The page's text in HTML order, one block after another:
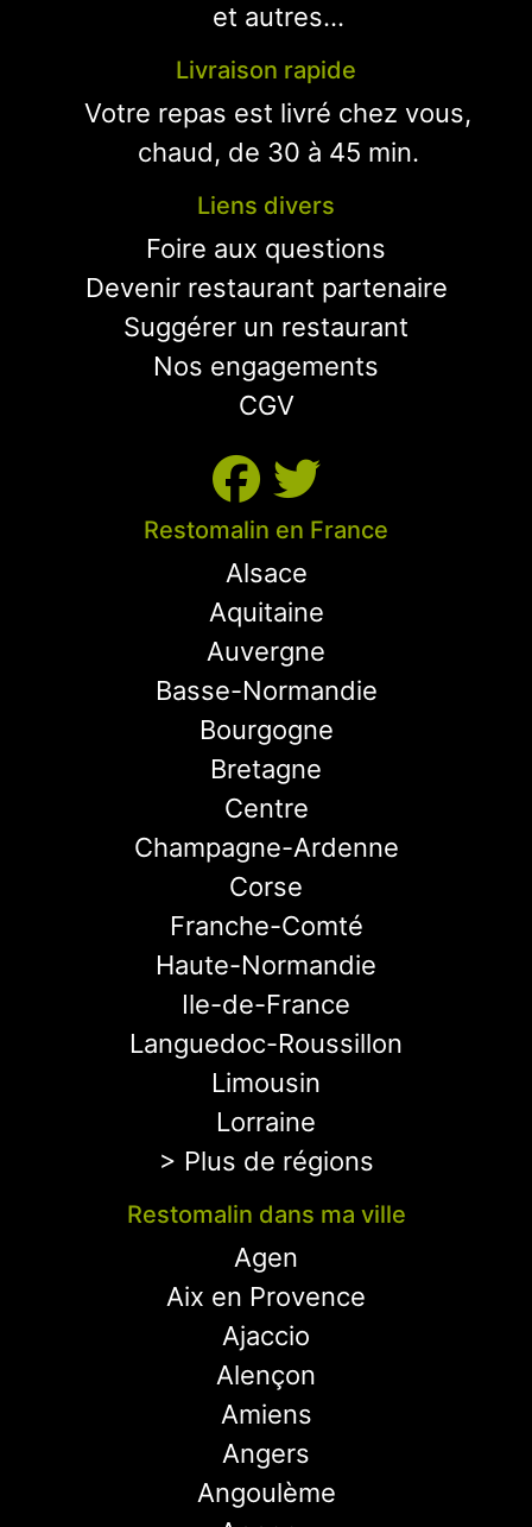
et autres...
Livraison rapide
Votre repas est livré chez vous,
chaud, de 30 à 45 min.
Liens divers
Foire aux questions
Devenir restaurant partenaire
Suggérer un restaurant
Nos engagements
CGV
Restomalin en France
Alsace
Aquitaine
Auvergne
Basse-Normandie
Bourgogne
Bretagne
Centre
Champagne-Ardenne
Corse
Franche-Comté
Haute-Normandie
Ile-de-France
Languedoc-Roussillon
Limousin
Lorraine
> Plus de régions
Restomalin dans ma ville
Agen
Aix en Provence
Ajaccio
Alençon
Amiens
Angers
Angoulème